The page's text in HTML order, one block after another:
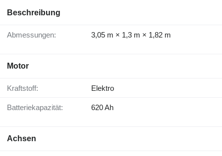
Beschreibung
Abmessungen: 3,05 m × 1,3 m × 1,82 m
Motor
Kraftstoff: Elektro
Batteriekapazität: 620 Ah
Achsen